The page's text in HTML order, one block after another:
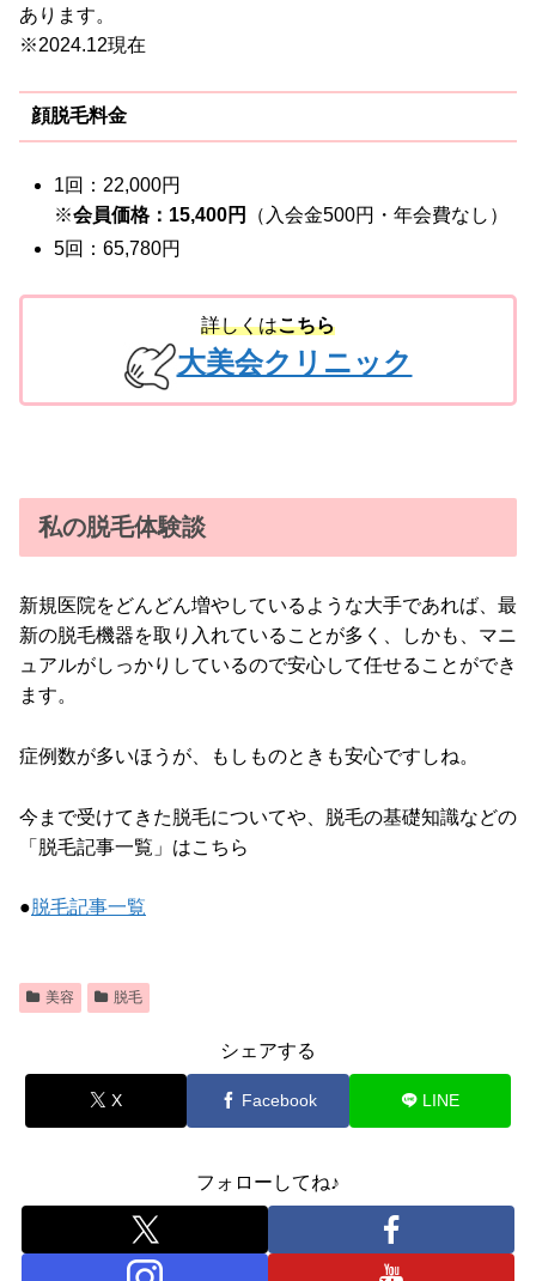
あります。
※2024.12現在
顔脱毛料金
1回：22,000円
※会員価格：15,400円
（入会金500円・年会費なし）
5回：65,780円
詳しくはこちら
大美会クリニック
私の脱毛体験談
新規医院をどんどん増やしているような大手であれば、最
新の脱毛機器を取り入れていることが多く、しかも、マニ
ュアルがしっかりしているので安心して任せることができ
ます。
症例数が多いほうが、もしものときも安心ですしね。
今まで受けてきた脱毛についてや、脱毛の基礎知識などの
「脱毛記事一覧」はこちら
●脱毛記事一覧
美容 脱毛
シェアする
X Facebook LINE
フォローしてね♪